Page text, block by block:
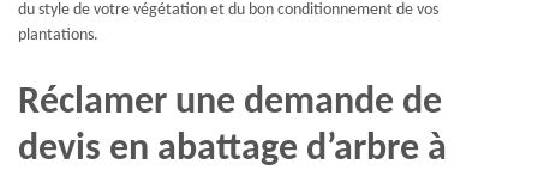
du style de votre végétation et du bon conditionnement de vos
plantations.
Réclamer une demande de
devis en abattage d’arbre à